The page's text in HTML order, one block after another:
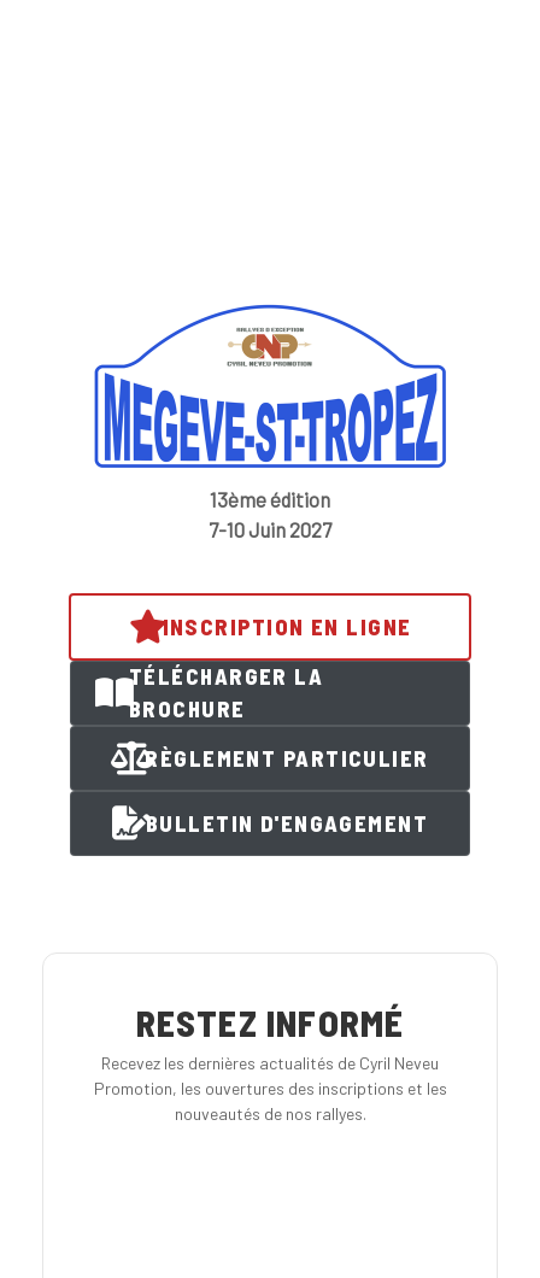
13ème édition
7-10 Juin 2027
INSCRIPTION EN LIGNE
TÉLÉCHARGER LA
BROCHURE
RÈGLEMENT PARTICULIER
BULLETIN D'ENGAGEMENT
RESTEZ INFORMÉ
Recevez les dernières actualités de Cyril Neveu
Promotion, les ouvertures des inscriptions et les
nouveautés de nos rallyes.